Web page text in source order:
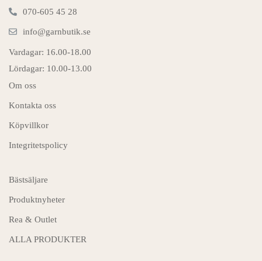
070-605 45 28
info@garnbutik.se
Vardagar: 16.00-18.00
Lördagar: 10.00-13.00
Om oss
Kontakta oss
Köpvillkor
Integritetspolicy
Bästsäljare
Produktnyheter
Rea & Outlet
ALLA PRODUKTER